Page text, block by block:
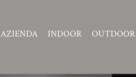
AZIENDA INDOOR OUTDOOR